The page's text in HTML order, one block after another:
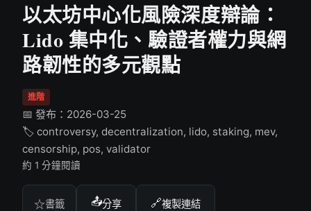
以太坊中心化風險深度辯論：
Lido 集中化、驗證者權力與網
路韌性的多元觀點
進階
📅 發布：2026-03-25
🏷️ controversy, decentralization, lido, staking, mev,
censorship, pos, validator
約 1 分鐘閱讀
☆書籤 📤分享 🔗複製連結